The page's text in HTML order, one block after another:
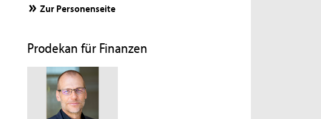
Zur Personenseite
Prodekan für Finanzen